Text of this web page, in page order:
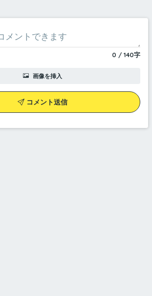
0 / 140字
画像を挿入
コメント送信